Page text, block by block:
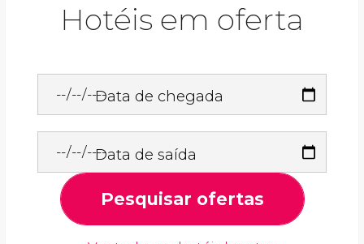
Hotéis em oferta
Data de chegada
Data de saída
Pesquisar ofertas